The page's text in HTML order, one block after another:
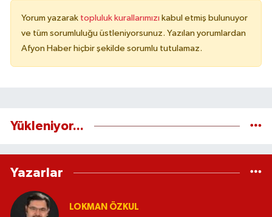
Yorum yazarak topluluk kurallarımızı kabul etmiş bulunuyor
ve tüm sorumluluğu üstleniyorsunuz. Yazılan yorumlardan
Afyon Haber hiçbir şekilde sorumlu tutulamaz.
Yükleniyor...
Yazarlar
LOKMAN ÖZKUL